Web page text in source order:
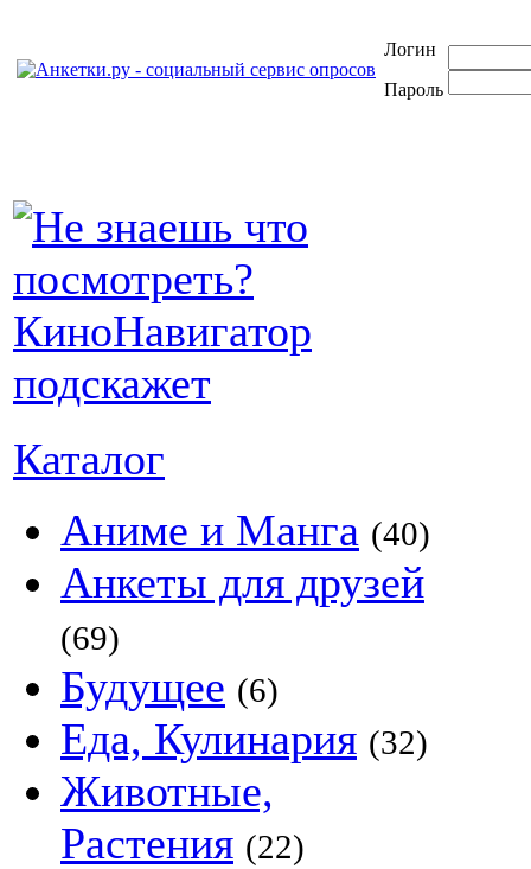
Логин
Пароль
Каталог
Аниме и Манга (40)
Анкеты для друзей
(69)
Будущее (6)
Еда, Кулинария (32)
Животные,
Растения (22)